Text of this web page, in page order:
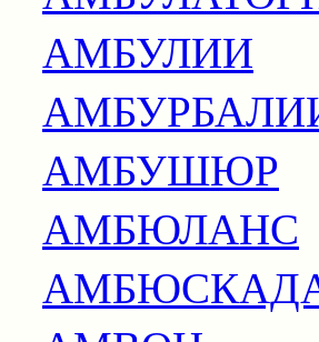
АМБУЛИИ
АМБУШЮР
АМБЮЛАНС